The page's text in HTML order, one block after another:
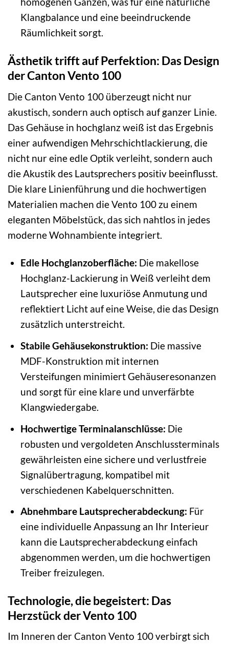
Klangbalance und eine beeindruckende
Räumlichkeit sorgt.
Ästhetik trifft auf Perfektion: Das Design
der Canton Vento 100
Die Canton Vento 100 überzeugt nicht nur
akustisch, sondern auch optisch auf ganzer Linie.
Das Gehäuse in hochglanz weiß ist das Ergebnis
einer aufwendigen Mehrschichtlackierung, die
nicht nur eine edle Optik verleiht, sondern auch
die Akustik des Lautsprechers positiv beeinflusst.
Die klare Linienführung und die hochwertigen
Materialien machen die Vento 100 zu einem
eleganten Möbelstück, das sich nahtlos in jedes
moderne Wohnambiente integriert.
Edle Hochglanzoberfläche: Die makellose
Hochglanz-Lackierung in Weiß verleiht dem
Lautsprecher eine luxuriöse Anmutung und
reflektiert Licht auf eine Weise, die das Design
zusätzlich unterstreicht.
Stabile Gehäusekonstruktion: Die massive
MDF-Konstruktion mit internen
Versteifungen minimiert Gehäuseresonanzen
und sorgt für eine klare und unverfärbte
Klangwiedergabe.
Hochwertige Terminalanschlüsse: Die
robusten und vergoldeten Anschlussterminals
gewährleisten eine sichere und verlustfreie
Signalübertragung, kompatibel mit
verschiedenen Kabelquerschnitten.
Abnehmbare Lautsprecherabdeckung: Für
eine individuelle Anpassung an Ihr Interieur
kann die Lautsprecherabdeckung einfach
abgenommen werden, um die hochwertigen
Treiber freizulegen.
Technologie, die begeistert: Das
Herzstück der Vento 100
Im Inneren der Canton Vento 100 verbirgt sich